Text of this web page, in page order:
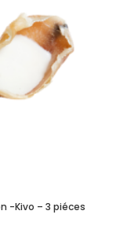
-Kivo – 3 piéces